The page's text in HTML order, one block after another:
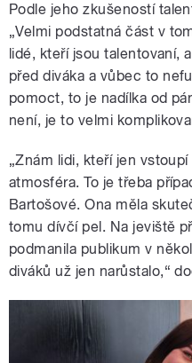
Podle jeho zkušeností
„Velmi podstatná část v
lidé, kteří jsou talentovaní,
před diváka a vůbec to
pomoct, to je nadílka od
není, je to velmi
„Znám lidi, kteří jen
atmosféra. To je třeba
Bartošové. Ona měla
tomu dívčí pel. Na jeviště
podmanila publikum v
diváků už jen narůstalo,“